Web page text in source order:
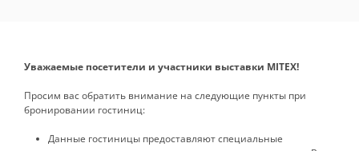
Уважаемые посетители и участники выставки MITEX!
Просим вас обратить внимание на следующие пункты при
бронировании гостиниц:
Данные гостиницы предоставляют специальные